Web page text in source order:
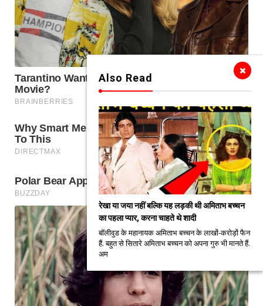
Also Read
रेखा या जया नहीं बल्कि यह लड़की थी अमिताभ बच्चन
का पहला प्यार, करना चाहते थे शादी
बॉलीवुड के महानायक अमिताभ बच्चन के लाखों-करोड़ों फैन
हैं. बहुत से सितारे अमिताभ बच्चन को अपना गुरु भी मानते हैं.
अम